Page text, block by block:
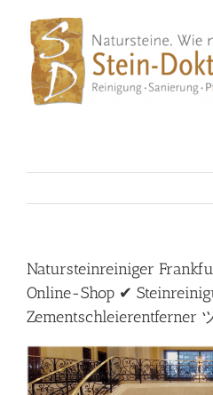
content
Natursteinreiniger
Online-Shop ✔
Zementschleierentferner